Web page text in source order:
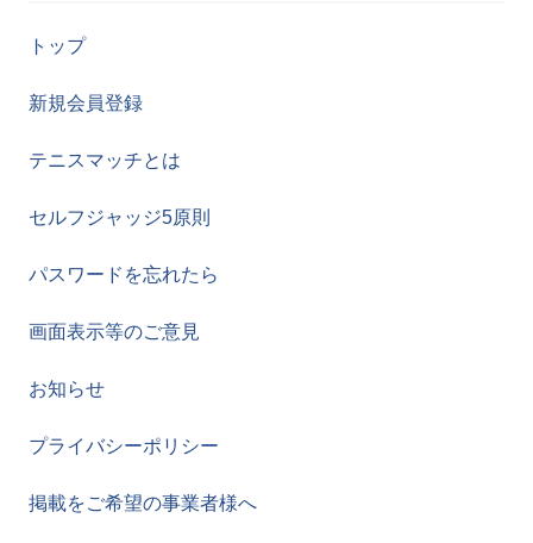
トップ
新規会員登録
テニスマッチとは
セルフジャッジ5原則
パスワードを忘れたら
画面表示等のご意見
お知らせ
プライバシーポリシー
掲載をご希望の事業者様へ